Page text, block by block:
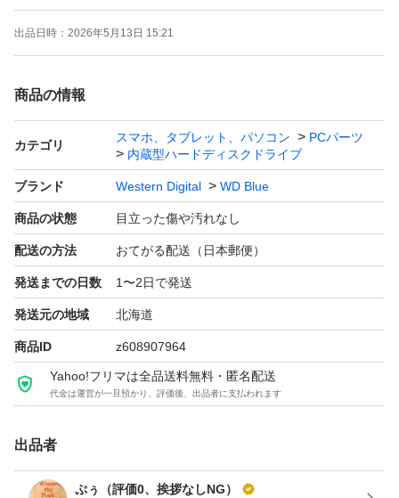
き、ゆうパケットポストminiで発送致します。
精密機械につき到着時の動作は保証できません。
あらかじめご了承ください。
よろしくお願いいたします。
出品日時： 2026年5月13日 15:21
商品の情報
カテゴリ
スマホ、タブレット、パソコン
PCパーツ
内蔵型ハードディスクドライブ
ブランド Western Digital WD Blue
商品の状態 目立った傷や汚れなし
配送の方法 おてがる配送（日本郵便）
発送までの日数 1〜2日で発送
発送元の地域 北海道
商品ID z608907964
Yahoo!フリマは全品送料無料・匿名配送
代金は運営が一旦預かり、評価後、出品者に支払われます
出品者
ぷぅ（評価0、挨拶なしNG）